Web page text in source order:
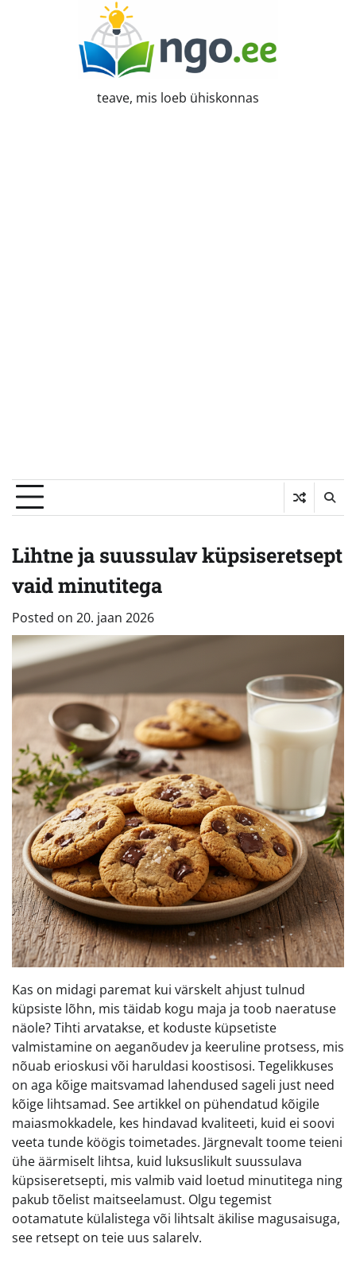
teave, mis loeb ühiskonnas
Lihtne ja suussulav küpsiseretsept
vaid minutitega
Posted on 20. jaan 2026
Kas on midagi paremat kui värskelt ahjust tulnud
küpsiste lõhn, mis täidab kogu maja ja toob naeratuse
näole? Tihti arvatakse, et koduste küpsetiste
valmistamine on aeganõudev ja keeruline protsess, mis
nõuab erioskusi või haruldasi koostisosi. Tegelikkuses
on aga kõige maitsvamad lahendused sageli just need
kõige lihtsamad. See artikkel on pühendatud kõigile
maiasmokkadele, kes hindavad kvaliteeti, kuid ei soovi
veeta tunde köögis toimetades. Järgnevalt toome teieni
ühe äärmiselt lihtsa, kuid luksuslikult suussulava
küpsiseretsepti, mis valmib vaid loetud minutitega ning
pakub tõelist maitseelamust. Olgu tegemist
ootamatute külalistega või lihtsalt äkilise magusaisuga,
see retsept on teie uus salarelv.